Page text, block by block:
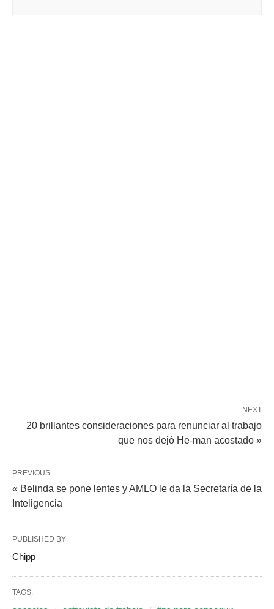
NEXT
20 brillantes consideraciones para renunciar al trabajo
que nos dejó He-man acostado »
PREVIOUS
« Belinda se pone lentes y AMLO le da la Secretaría de la
Inteligencia
PUBLISHED BY
Chipp
TAGS: